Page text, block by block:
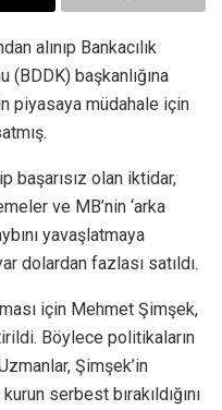
alınıp Bankacılık
başkanlığına
piyasaya müdahale için
başarısız olan iktidar,
ve MB’nin ‘arka
yavaşlatmaya
dolardan fazlası satıldı.
için Mehmet Şimşek,
Böylece politikaların
Şimşek’in
serbest bırakıldığını